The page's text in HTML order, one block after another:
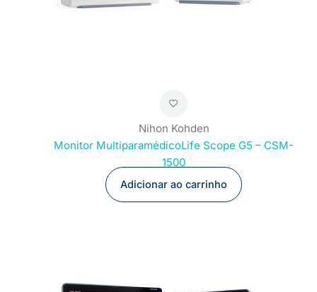
Nihon Kohden
Monitor MultiparamédicoLife Scope G5 – CSM-
1500
Adicionar ao carrinho